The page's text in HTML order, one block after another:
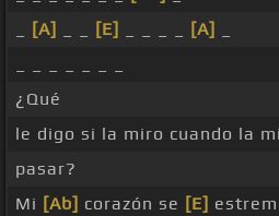
[A] [E] [A]
¿Qué
le digo si la miro cuando la
pasar?
Mi [Ab] corazón se [E]